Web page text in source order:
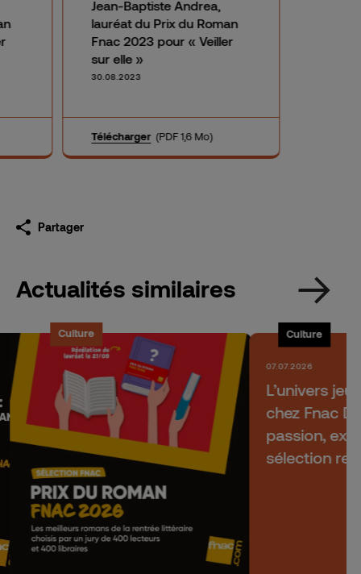
Jean-Baptiste Andrea,
lauréat du Prix du Roman
Fnac 2023 pour « Veiller
sur elle »
30.08.2023
Télécharger (PDF 1,6 Mo)
Partager
Actualités similaires
Culture
L’univers
chez Fnac
passion,
sélection
Culture
07.07.2026